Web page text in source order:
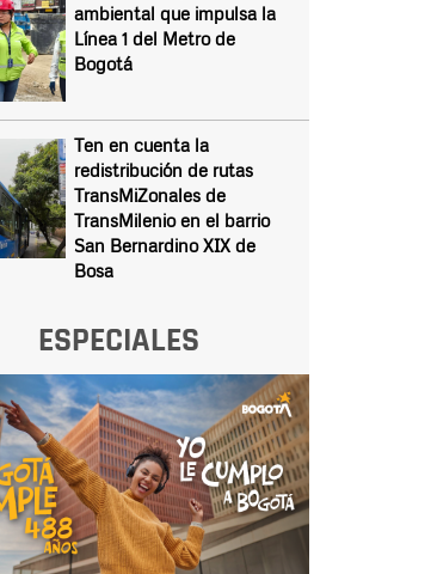
ambiental que impulsa la
Línea 1 del Metro de
Bogotá
Ten en cuenta la
redistribución de rutas
TransMiZonales de
TransMilenio en el barrio
San Bernardino XIX de
Bosa
ESPECIALES